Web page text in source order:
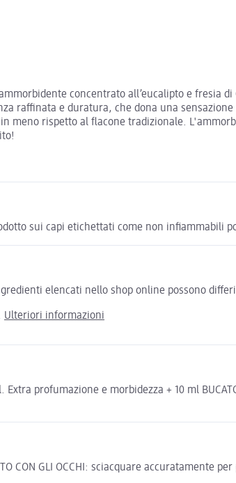
concentrato all’eucalipto e fresia di
raffinata e duratura, che dona una
rispetto al flacone tradizionale.
sui capi etichettati come non infiammabili
elencati nello shop online possono
Ulteriori informazioni
profumazione e morbidezza + 10 ml
CON GLI OCCHI: sciacquare accuratamente